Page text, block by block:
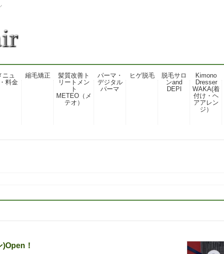
ニュ
料金
縮毛矯正
髪質改善ト
リートメン
ト
METEO（メ
テオ）
パーマ・
デジタル
パーマ
ヒゲ脱毛
脱毛サロ
ンand
DEPI
Kimono
Dresser
WAKA(着
付け・ヘ
アアレン
ジ）
！